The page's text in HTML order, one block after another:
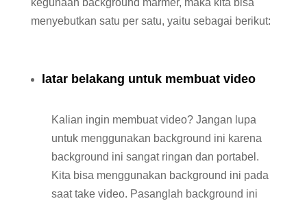
kegunaan background marmer, maka kita bisa
menyebutkan satu per satu, yaitu sebagai berikut:
latar belakang untuk membuat video
Kalian ingin membuat video? Jangan lupa
untuk menggunakan background ini karena
background ini sangat ringan dan portabel.
Kita bisa menggunakan background ini pada
saat take video. Pasanglah background ini